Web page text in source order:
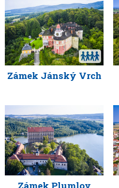
Zámek Jánský Vrch
Zámek Plumlov